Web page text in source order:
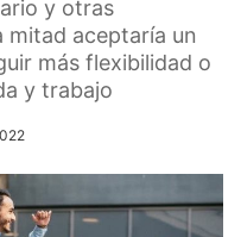
y otras
mitad aceptaría un
más flexibilidad o
y trabajo